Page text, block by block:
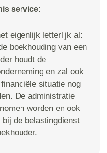
service:
eigenlijk letterlijk al:
boekhouding van een
houdt de
en zal ook
situatie nog
De administratie
worden en ook
de belastingdienst